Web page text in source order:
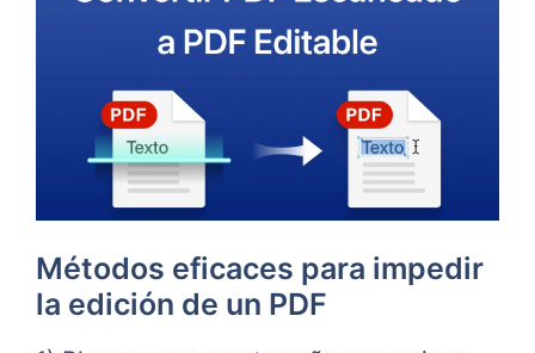
Métodos eficaces para impedir
la edición de un PDF